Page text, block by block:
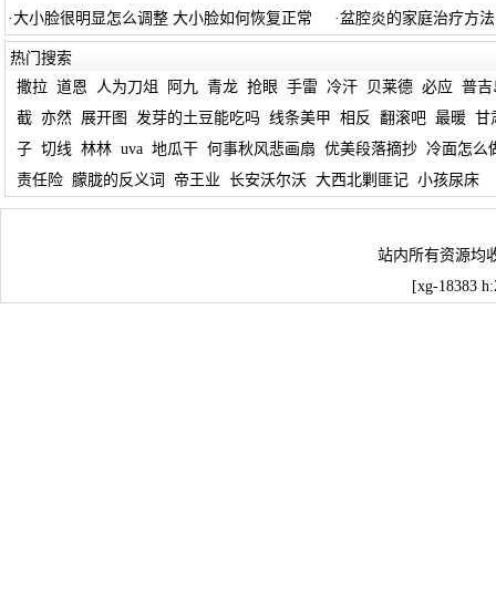
·大小脸很明显怎么调整 大小脸如何恢复正常 ·盆腔炎的家庭治疗方法
热门搜索
撒拉 道恩 人为刀俎 阿九 青龙 抢眼 手雷 冷汗 贝莱德 必应 普吉
截 亦然 展开图 发芽的土豆能吃吗 线条美甲 相反 翻滚吧 最暖 甘
子 切线 林林 uva 地瓜干 何事秋风悲画扇 优美段落摘抄
冷面怎么
责任险 朦胧的反义词 帝王业 长安沃尔沃 大西北剿匪记 小孩尿床
站内所有资源均
[xg-18383